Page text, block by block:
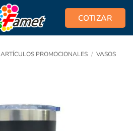
COTIZAR
ARTÍCULOS PROMOCIONALES / VASOS